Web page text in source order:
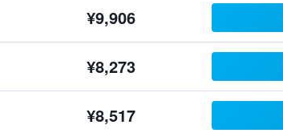
¥9,906
¥8,273
¥8,517